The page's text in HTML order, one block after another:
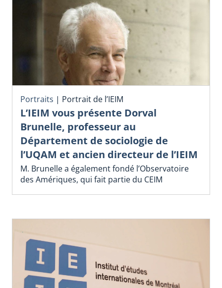
Portraits | Portrait de l’IEIM
L’IEIM vous présente Dorval
Brunelle, professeur au
Département de sociologie de
l’UQAM et ancien directeur de l’IEIM
M. Brunelle a également fondé l’Observatoire
des Amériques, qui fait partie du CEIM